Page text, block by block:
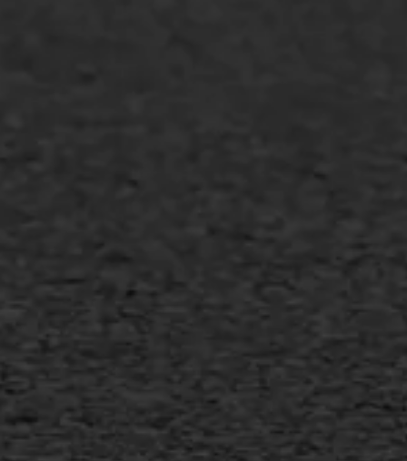
Gietasfalt reparatie
Scheurreparatie